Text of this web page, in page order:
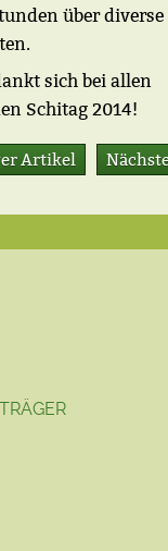
über diverse
sich bei allen
Schitag 2014!
Artikel